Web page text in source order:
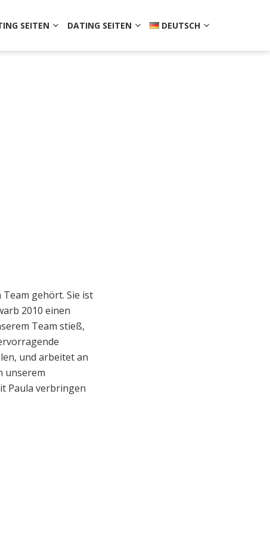
SEITEN DATING SEITEN DEUTSCH
gehört. Sie ist
2010 einen
Team stieß,
und arbeitet an
unserem
Paula verbringen